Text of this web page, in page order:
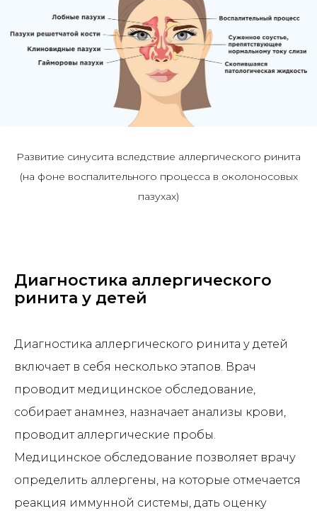
Развитие синусита вследствие аллергического ринита
(на фоне воспалительного процесса в околоносовых
пазухах)
Диагностика аллергического
ринита у детей
Диагностика аллергического ринита у детей
включает в себя несколько этапов. Врач
проводит медицинское обследование,
собирает анамнез, назначает анализы крови,
проводит аллергические пробы.
Медицинское обследование позволяет врачу
определить аллергены, на которые отмечается
реакция иммунной системы, дать оценку